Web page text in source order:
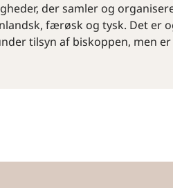
der samler og
færøsk og tysk. Det er
tilsyn af biskoppen, men